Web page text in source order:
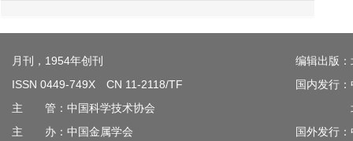
月刊，1954年创刊
ISSN 0449-749X CN 11-2118/TF
主 管：中国科学技术协会
主 办：中国金属学会
编辑出版
国内发行
北京钢
国外发行